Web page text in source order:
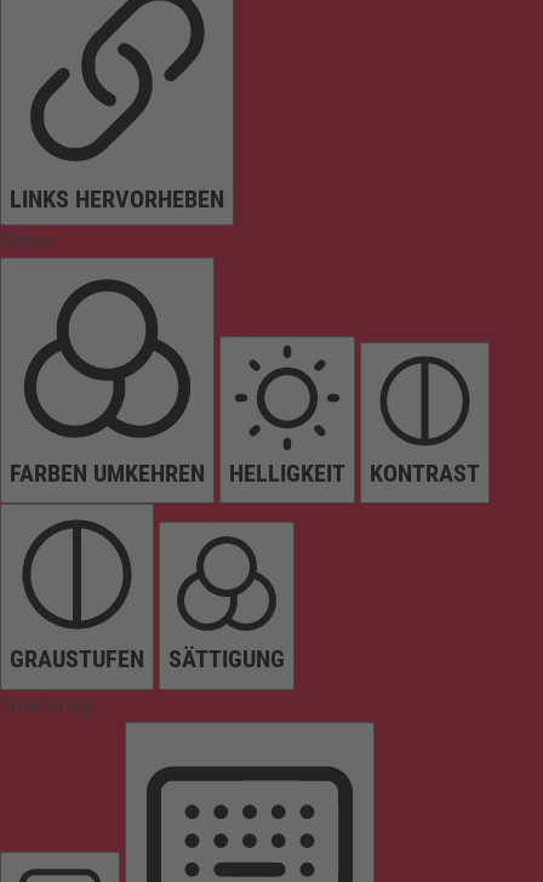
LINKS HERVORHEBEN
Farben
FARBEN UMKEHREN HELLIGKEIT KONTRAST
GRAUSTUFEN SÄTTIGUNG
Orientierung